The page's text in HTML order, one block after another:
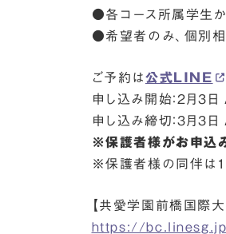
●各コース所属学生か
●希望者のみ、個別相
ご予約は公式LINE
申し込み開始：2月3
申し込み締切：3月3
※保護者様がお申込
※保護者様の同伴は1
【共愛学園前橋国際
https://